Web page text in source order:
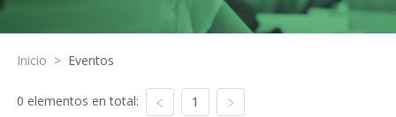
Inicio > Eventos
0 elementos en total: 1